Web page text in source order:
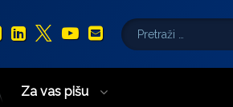
Facebook
LinkedIn
X.com
YouTube
E-mail
Pretraži:
Za vas pišu